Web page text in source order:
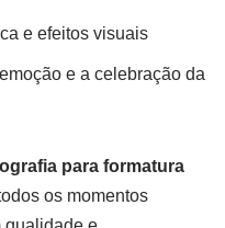
e efeitos visuais
e a celebração da
para formatura
os momentos